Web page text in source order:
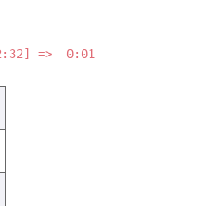
=>  0:01